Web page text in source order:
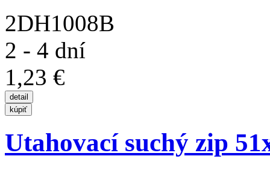
2DH1008B
2 - 4 dní
1,23 €
Utahovací suchý zip